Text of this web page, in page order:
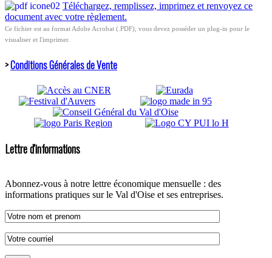
Téléchargez, remplissez, imprimez et renvoyez ce
document avec votre règlement.
Ce fichier est au format Adobe Acrobat (.PDF), vous devez posséder un plug-in pour le
visualiser et l'imprimer.
>Conditions Générales de Vente
Lettre d'informations
Abonnez-vous à notre lettre économique mensuelle : des
informations pratiques sur le Val d'Oise et ses entreprises.